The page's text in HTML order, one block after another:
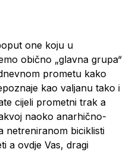
one koju u
obično „glavna grupa“
prometu kako
kao valjanu tako i
cijeli prometni trak a
naoko anarhično-
netreniranom biciklisti
a ovdje Vas, dragi